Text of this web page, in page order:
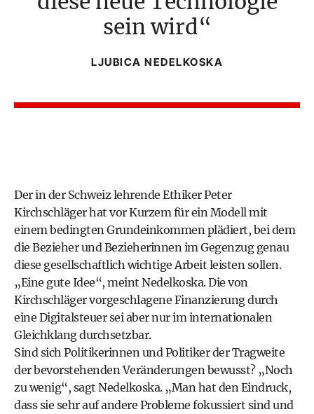
sein wird
LJUBICA NEDELKOSKA
Der in der Schweiz lehrende Ethiker Peter
Kirchschläger hat vor Kurzem für ein Modell mit
einem bedingten Grundeinkommen plädiert, bei dem
die Bezieher und Bezieherinnen im Gegenzug genau
diese gesellschaftlich wichtige Arbeit leisten sollen.
„Eine gute Idee“, meint Nedelkoska. Die von
Kirchschläger vorgeschlagene Finanzierung durch
eine Digitalsteuer sei aber nur im internationalen
Gleichklang durchsetzbar.
Sind sich Politikerinnen und Politiker der Tragweite
der bevorstehenden Veränderungen bewusst? „Noch
zu wenig“, sagt Nedelkoska. „Man hat den Eindruck,
dass sie sehr auf andere Probleme fokussiert sind und